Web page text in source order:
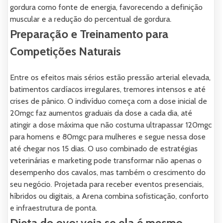
gordura como fonte de energia, favorecendo a definição
muscular e a redução do percentual de gordura.
Preparação e Treinamento para
Competições Naturais
Entre os efeitos mais sérios estão pressão arterial elevada,
batimentos cardíacos irregulares, tremores intensos e até
crises de pânico. O indivíduo começa com a dose inicial de
20mgc faz aumentos graduais da dose a cada dia, até
atingir a dose máxima que não costuma ultrapassar 120mgc
para homens e 80mgc para mulheres e segue nessa dose
até chegar nos 15 dias. O uso combinado de estratégias
veterinárias e marketing pode transformar não apenas o
desempenho dos cavalos, mas também o crescimento do
seu negócio. Projetada para receber eventos presenciais,
híbridos ou digitais, a Arena combina sofisticação, conforto
e infraestrutura de ponta.